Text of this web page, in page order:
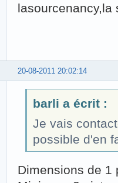
lasourcenancy,la
20-08-2011 20:02:14
barli a écrit :
Je vais
possible d'en
Dimensions de 1